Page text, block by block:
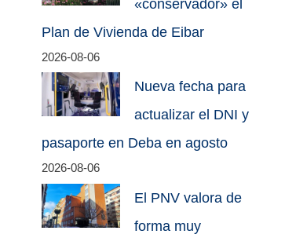
«conservador» el
Plan de Vivienda de Eibar
2026-08-06
Nueva fecha para
actualizar el DNI y
pasaporte en Deba en agosto
2026-08-06
El PNV valora de
forma muy